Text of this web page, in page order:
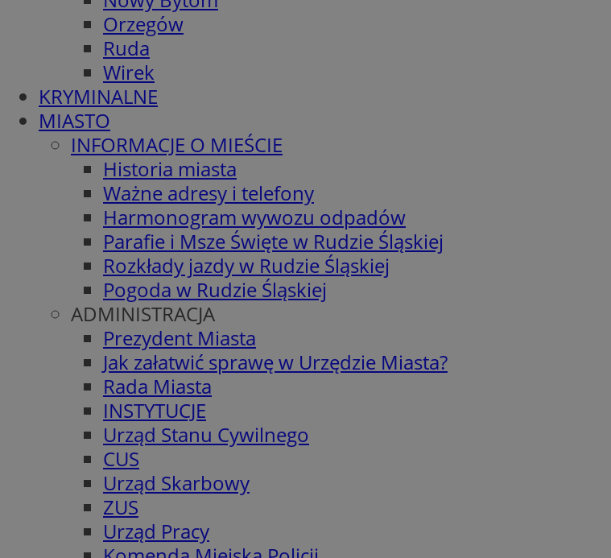
Orzegów
Ruda
Wirek
KRYMINALNE
MIASTO
INFORMACJE O MIEŚCIE
Historia miasta
Ważne adresy i telefony
Harmonogram wywozu odpadów
Parafie i Msze Święte w Rudzie Śląskiej
Rozkłady jazdy w Rudzie Śląskiej
Pogoda w Rudzie Śląskiej
ADMINISTRACJA
Prezydent Miasta
Jak załatwić sprawę w Urzędzie Miasta?
Rada Miasta
INSTYTUCJE
Urząd Stanu Cywilnego
CUS
Urząd Skarbowy
ZUS
Urząd Pracy